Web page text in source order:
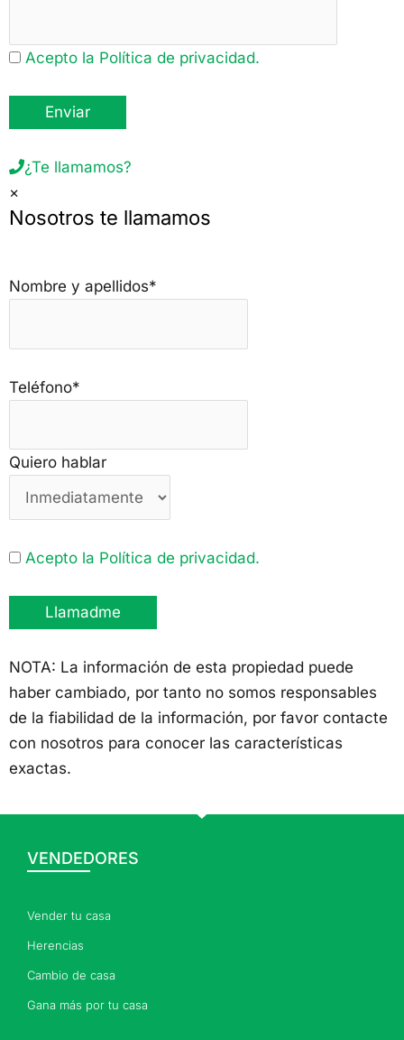
Acepto la Política de privacidad.
¿Te llamamos?
×
Nosotros te llamamos
Nombre y apellidos*
Teléfono*
Quiero hablar
Acepto la Política de privacidad.
NOTA: La información de esta propiedad puede
haber cambiado, por tanto no somos responsables
de la fiabilidad de la información, por favor contacte
con nosotros para conocer las características
exactas.
VENDEDORES
Vender tu casa
Herencias
Cambio de casa
Gana más por tu casa